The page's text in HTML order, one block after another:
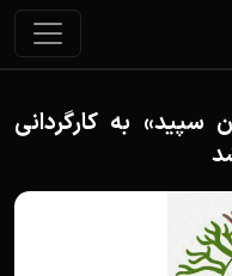
به کارگردانی